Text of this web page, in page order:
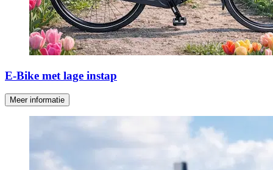
E-Bike met lage instap
Meer informatie